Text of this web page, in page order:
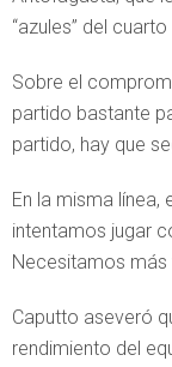
“azules” del
Sobre el
partido bastante
partido, hay que
En la misma línea,
intentamos jugar
Necesitamos más
Caputto aseveró
rendimiento del